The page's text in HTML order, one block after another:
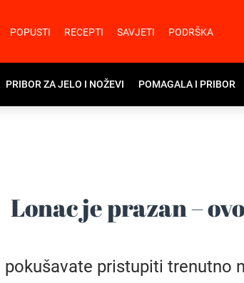
POPUSTI RECEPTI SAVJETI PODRŠKA
PRIBOR ZA JELO I NOŽEVI POMAGALA I PRIBOR
Lonac je prazan –
pristupiti trenutno